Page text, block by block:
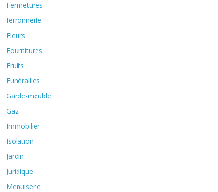
Fermetures
ferronnerie
Fleurs
Fournitures
Fruits
Funérailles
Garde-meuble
Gaz
Immobilier
Isolation
Jardin
Juridique
Menuiserie